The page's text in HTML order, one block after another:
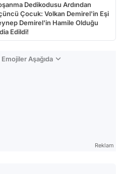
Dedikodusu Ardından
Çocuk: Volkan Demirel'in Eşi
Demirel'in Hamile Olduğu
Edildi!
Aşağıda
Reklam